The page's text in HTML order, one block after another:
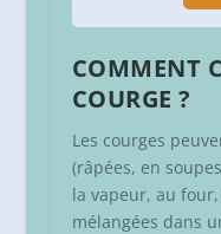
COMMENT
COURGE ?
Les courges
(râpées, en
la vapeur, au
mélangées dans